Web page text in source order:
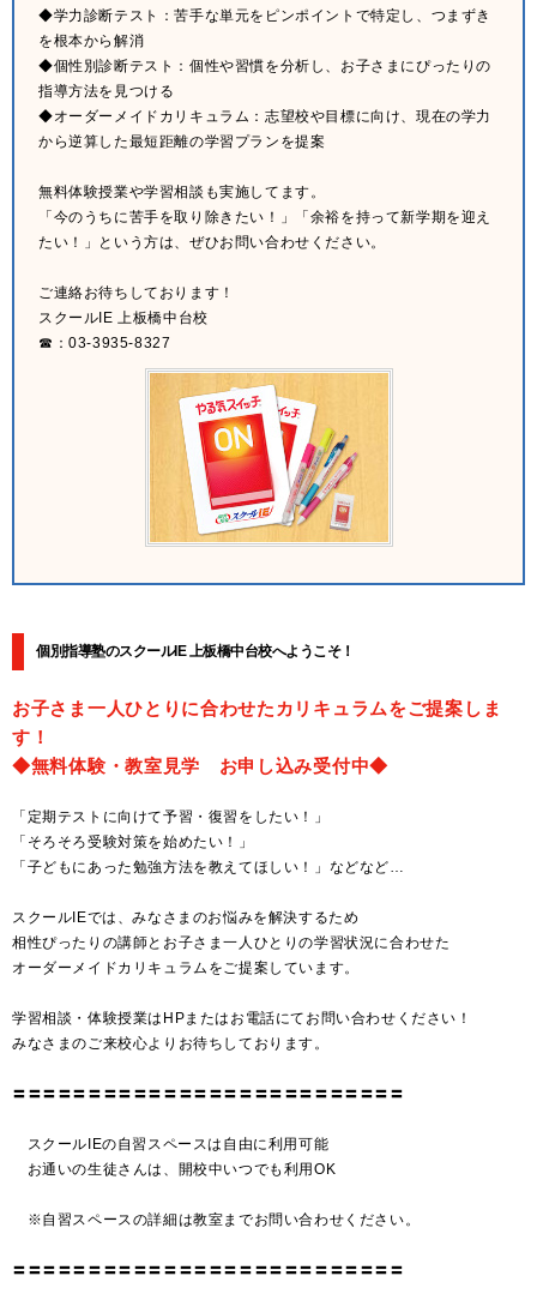
◆学力診断テスト：苦手な単元をピンポイントで特定し、つまずき
を根本から解消
◆個性別診断テスト：個性や習慣を分析し、お子さまにぴったりの
指導方法を見つける
◆オーダーメイドカリキュラム：志望校や目標に向け、現在の学力
から逆算した最短距離の学習プランを提案
無料体験授業や学習相談も実施してます。
「今のうちに苦手を取り除きたい！」「余裕を持って新学期を迎え
たい！」という方は、ぜひお問い合わせください。
ご連絡お待ちしております！
スクールIE 上板橋中台校
☎：03-3935-8327
個別指導塾のスクールIE 上板橋中台校へようこそ！
お子さま一人ひとりに合わせたカリキュラムをご提案しま
す！
◆無料体験・教室見学 お申し込み受付中◆
「定期テストに向けて予習・復習をしたい！」
「そろそろ受験対策を始めたい！」
「子どもにあった勉強方法を教えてほしい！」などなど…
スクールIEでは、みなさまのお悩みを解決するため
相性ぴったりの講師とお子さま一人ひとりの学習状況に合わせた
オーダーメイドカリキュラムをご提案しています。
学習相談・体験授業はHPまたはお電話にてお問い合わせください！
みなさまのご来校心よりお待ちしております。
〓〓〓〓〓〓〓〓〓〓〓〓〓〓〓〓〓〓〓〓〓〓〓〓〓〓
スクールIEの自習スペースは自由に利用可能
お通いの生徒さんは、開校中いつでも利用OK
※自習スペースの詳細は教室までお問い合わせください。
〓〓〓〓〓〓〓〓〓〓〓〓〓〓〓〓〓〓〓〓〓〓〓〓〓〓